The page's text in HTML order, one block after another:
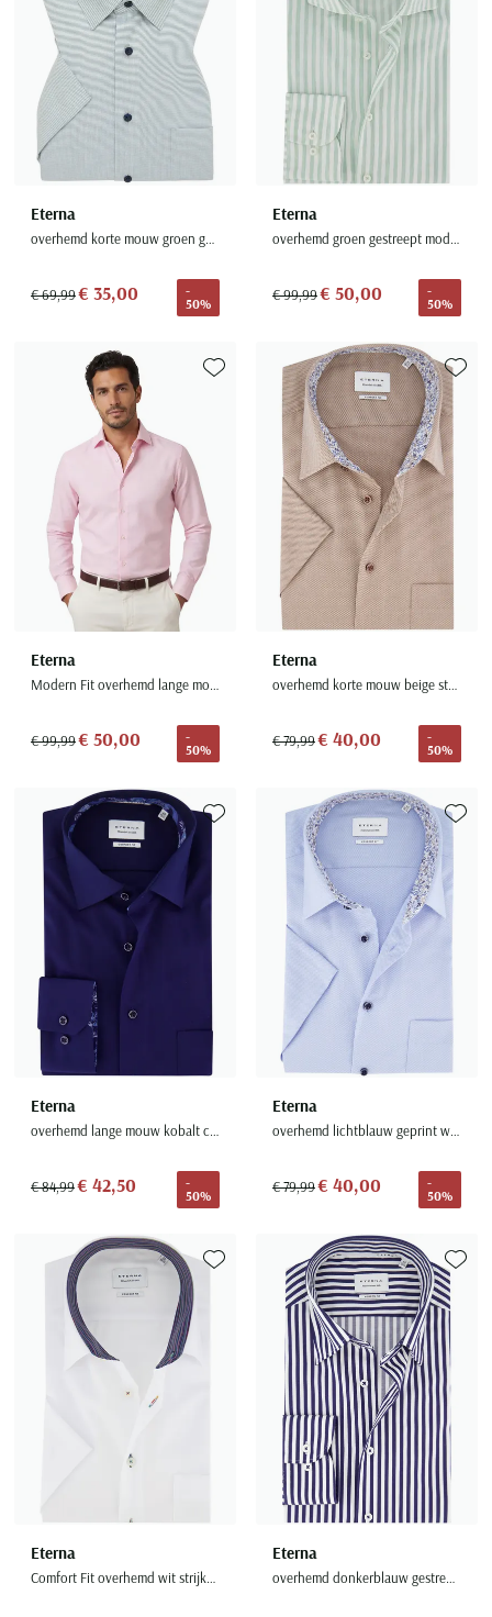
Eterna
overhemd korte mouw groen geprint wijde fit
€ 69,99€ 35,00
-
50%
Eterna
overhemd groen gestreept modern fit wide collar
€ 99,99€ 50,00
-
50%
Eterna
Modern Fit overhemd lange mouw roze
€ 99,99€ 50,00
-
50%
Toevoegen aan favorieten
Eterna
overhemd korte mouw beige strijkvrij
€ 79,99€ 40,00
-
50%
Eterna
overhemd lange mouw kobalt comfort fit
€ 84,99€ 42,50
-
50%
Toevoegen aan favorieten
Eterna
overhemd lichtblauw geprint wijde fit katoen
€ 79,99€ 40,00
-
50%
Eterna
Comfort Fit overhemd wit strijkvrij
Toevoegen aan favorieten
Eterna
overhemd donkerblauw gestreept katoen lange mouw